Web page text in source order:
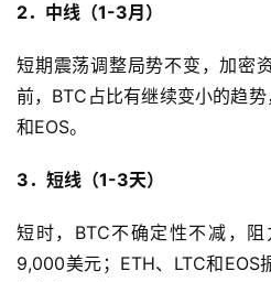
2．中线（1-3月）
短期震荡调整局势不变，加密
前，BTC占比有继续变小的趋
和EOS。
3．短线（1-3天）
短时，BTC不确定性不减，
9,000美元；ETH、LTC和EOS